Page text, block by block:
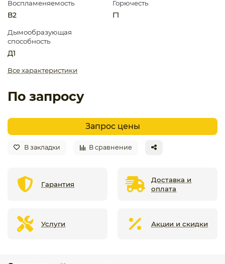
Воспламеняемость
В2
Горючесть
Г1
Дымообразующая
способность
Д1
Все характеристики
По запросу
Запрос цены
В закладки В сравнение
Гарантия
Доставка и
оплата
Услуги Акции и скидки